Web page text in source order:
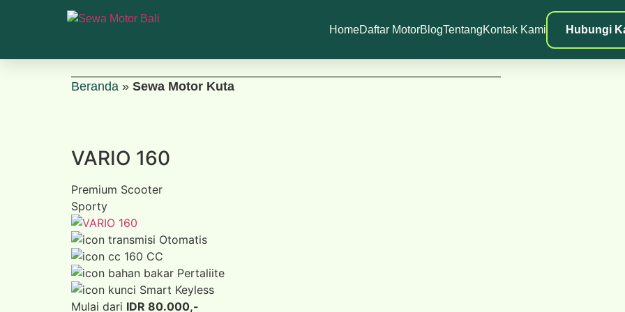
HomeDaftar MotorBlogTentangKontak Kami Hubungi
Beranda » Sewa Motor Kuta
VARIO 160
Premium Scooter
Sporty
Otomatis
160 CC
Pertaliite
Smart Keyless
Mulai dari IDR 80.000,-